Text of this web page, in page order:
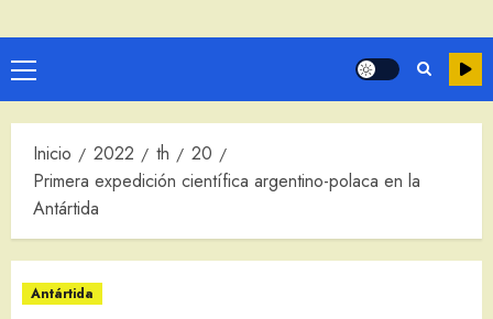
Menú
principal
Inicio 2022 th
20
Primera expedición científica argentino-polaca en la
Antártida
Antártida